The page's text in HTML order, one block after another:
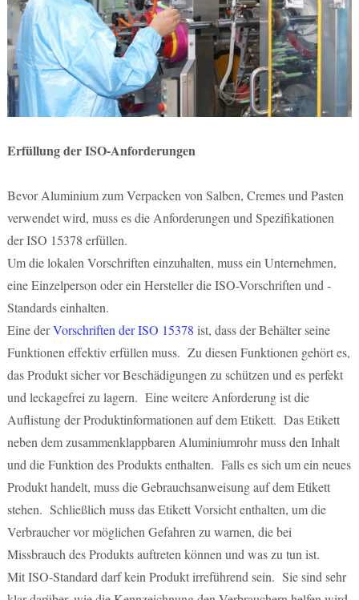
Erfüllung der ISO-Anforderungen
Bevor Aluminium zum Verpacken von Salben, Cremes und Pasten
verwendet wird, muss es die Anforderungen und Spezifikationen
der ISO 15378 erfüllen.
Um die lokalen Vorschriften einzuhalten, muss ein Unternehmen,
eine Einzelperson oder ein Hersteller die ISO-Vorschriften und -
Standards einhalten.
Eine derVorschriften der ISO 15378 ist, dass der Behälter seine
Funktionen effektiv erfüllen muss. Zu diesen Funktionen gehört es,
das Produkt sicher vor Beschädigungen zu schützen und es perfekt
und leckagefrei zu lagern. Eine weitere Anforderung ist die
Auflistung der Produktinformationen auf dem Etikett. Das Etikett
neben dem zusammenklappbaren Aluminiumrohr muss den Inhalt
und die Funktion des Produkts enthalten. Falls es sich um ein neues
Produkt handelt, muss die Gebrauchsanweisung auf dem Etikett
stehen. Schließlich muss das Etikett Vorsicht enthalten, um die
Verbraucher vor möglichen Gefahren zu warnen, die bei
Missbrauch des Produkts auftreten können und was zu tun ist.
Mit ISO-Standard darf kein Produkt irreführend sein. Sie sind sehr